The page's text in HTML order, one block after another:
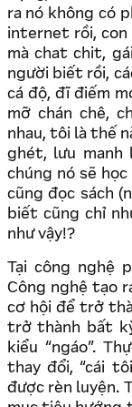
ra nó không có
internet rồi, con
mà chat chit,
người biết rồi,
cá độ, đĩ điếm
mỡ chán chê,
nhau, tôi là thế
ghét, lưu manh
chúng nó sẽ
cũng đọc sách
biết cũng chỉ
như vậy!?
Tại công nghệ
Công nghệ tạo
cơ hội để trở
trở thành bất
kiểu “ngáo”.
thay đổi, “cái
được rèn luyện.